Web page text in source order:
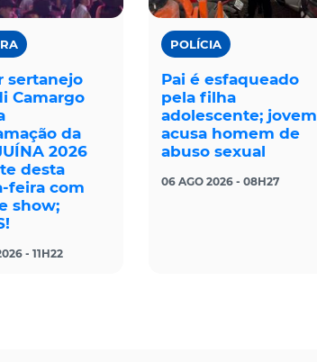
sertanejo
Camargo
da
2026
desta
feira com
show;
- 11H22
POLÍCIA
Pai é esfaqueado
pela filha
adolescente; jovem
acusa homem de
abuso sexual
06 AGO 2026 - 08H27